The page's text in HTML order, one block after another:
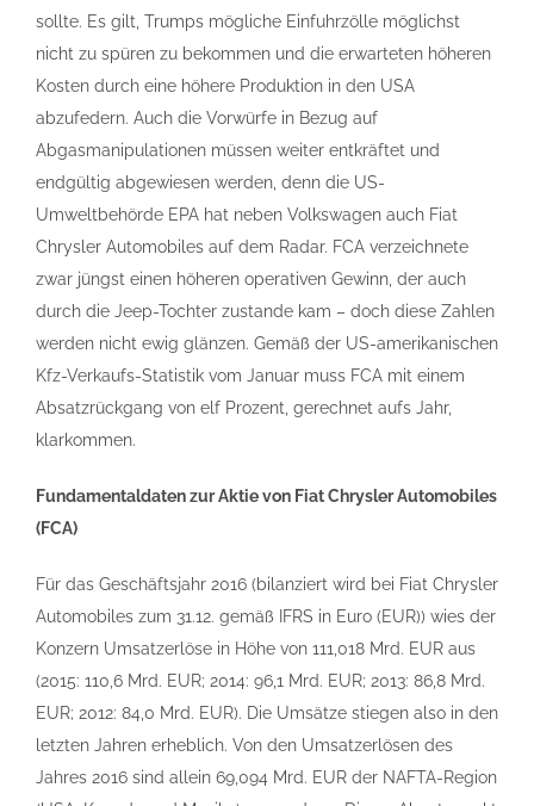
sollte. Es gilt, Trumps mögliche Einfuhrzölle möglichst
nicht zu spüren zu bekommen und die erwarteten höheren
Kosten durch eine höhere Produktion in den USA
abzufedern. Auch die Vorwürfe in Bezug auf
Abgasmanipulationen müssen weiter entkräftet und
endgültig abgewiesen werden, denn die US-
Umweltbehörde EPA hat neben Volkswagen auch Fiat
Chrysler Automobiles auf dem Radar. FCA verzeichnete
zwar jüngst einen höheren operativen Gewinn, der auch
durch die Jeep-Tochter zustande kam – doch diese Zahlen
werden nicht ewig glänzen. Gemäß der US-amerikanischen
Kfz-Verkaufs-Statistik vom Januar muss FCA mit einem
Absatzrückgang von elf Prozent, gerechnet aufs Jahr,
klarkommen.
Fundamentaldaten zur Aktie von Fiat Chrysler Automobiles
(FCA)
Für das Geschäftsjahr 2016 (bilanziert wird bei Fiat Chrysler
Automobiles zum 31.12. gemäß IFRS in Euro (EUR)) wies der
Konzern Umsatzerlöse in Höhe von 111,018 Mrd. EUR aus
(2015: 110,6 Mrd. EUR; 2014: 96,1 Mrd. EUR; 2013: 86,8 Mrd.
EUR; 2012: 84,0 Mrd. EUR). Die Umsätze stiegen also in den
letzten Jahren erheblich. Von den Umsatzerlösen des
Jahres 2016 sind allein 69,094 Mrd. EUR der NAFTA-Region